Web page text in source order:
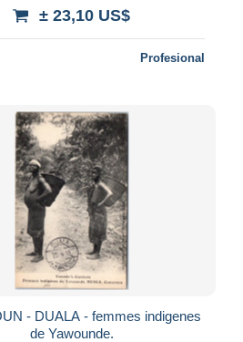
± 23,10 US$
Profesional
- DUALA - femmes indigenes
de Yawounde.